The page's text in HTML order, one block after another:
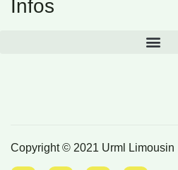
Infos
Copyright © 2021 Urml Limousin